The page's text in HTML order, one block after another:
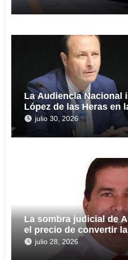
La Audiencia Nacional
López de las Heras en
presuntas
de 112,8 millones a
julio 30, 2026
La sombra judicial de
el precio de convertir
en arma
julio 28, 2026